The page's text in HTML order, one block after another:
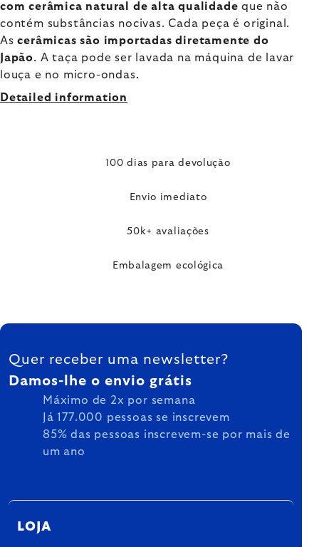
com cerâmica natural de alta qualidade que não
contém substâncias nocivas. Cada peça é original.
Ascerâmicas são importadas diretamente do
Japão. A taça pode ser lavada na máquina de lavar
louça e no micro-ondas.
Detailed information
100 dias para devolução
Envio imediato
50k+ avaliações
Embalagem ecológica
FOOTER
Quer receber uma newsletter?
Damos-lhe o envio grátis
Máximo de 2x por semana
Já 177.000 pessoas se inscrevem
85% das pessoas inscrevem-se por mais de
um ano
LOJA